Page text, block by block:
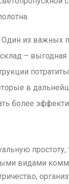
Один из важных
–
в
более
видами